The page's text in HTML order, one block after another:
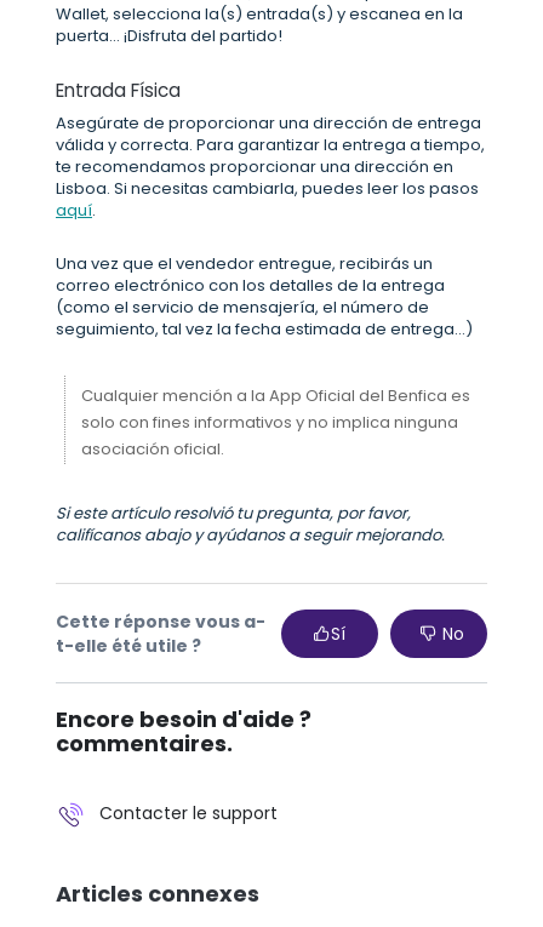
Wallet, selecciona la(s) entrada(s) y escanea en la
puerta... ¡Disfruta del partido!
Entrada Física
Asegúrate de proporcionar una dirección de entrega
válida y correcta. Para garantizar la entrega a tiempo,
te recomendamos proporcionar una dirección en
Lisboa. Si necesitas cambiarla, puedes leer los pasos
aquí.
Una vez que el vendedor entregue, recibirás un
correo electrónico con los detalles de la entrega
(como el servicio de mensajería, el número de
seguimiento, tal vez la fecha estimada de entrega...)
Cualquier mención a la App Oficial del Benfica es
solo con fines informativos y no implica ninguna
asociación oficial.
Si este artículo resolvió tu pregunta, por favor,
califícanos abajo y ayúdanos a seguir mejorando.
Cette réponse vous a-
t-elle été utile ?
Sí No
Encore besoin d'aide ?
commentaires.
Contacter le support
Articles connexes